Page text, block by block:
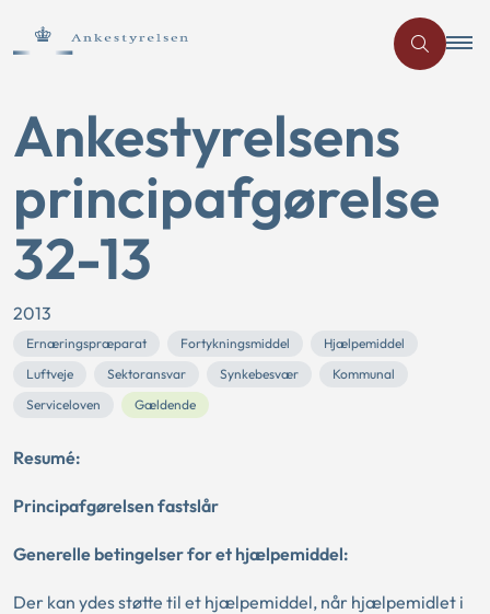
Ankestyrelsens
principafgørelse
32-13
2013
Ernæringspræparat Fortykningsmiddel
Hjælpemiddel
Luftveje
Sektoransvar Synkebesvær
Kommunal
Serviceloven
Gældende
Resumé:
Principafgørelsen fastslår
Generelle betingelser for et hjælpemiddel:
Der kan ydes støtte til et hjælpemiddel, når hjælpemidlet i